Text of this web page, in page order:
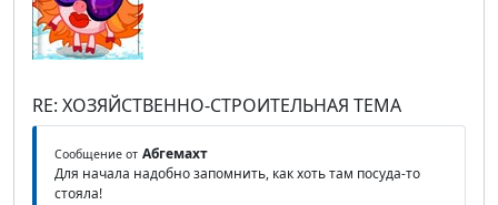
RE: ХОЗЯЙСТВЕННО-СТРОИТЕЛЬНАЯ ТЕМА
Сообщение от Абгемахт
Для начала надобно запомнить, как хоть там посуда-то
стояла!